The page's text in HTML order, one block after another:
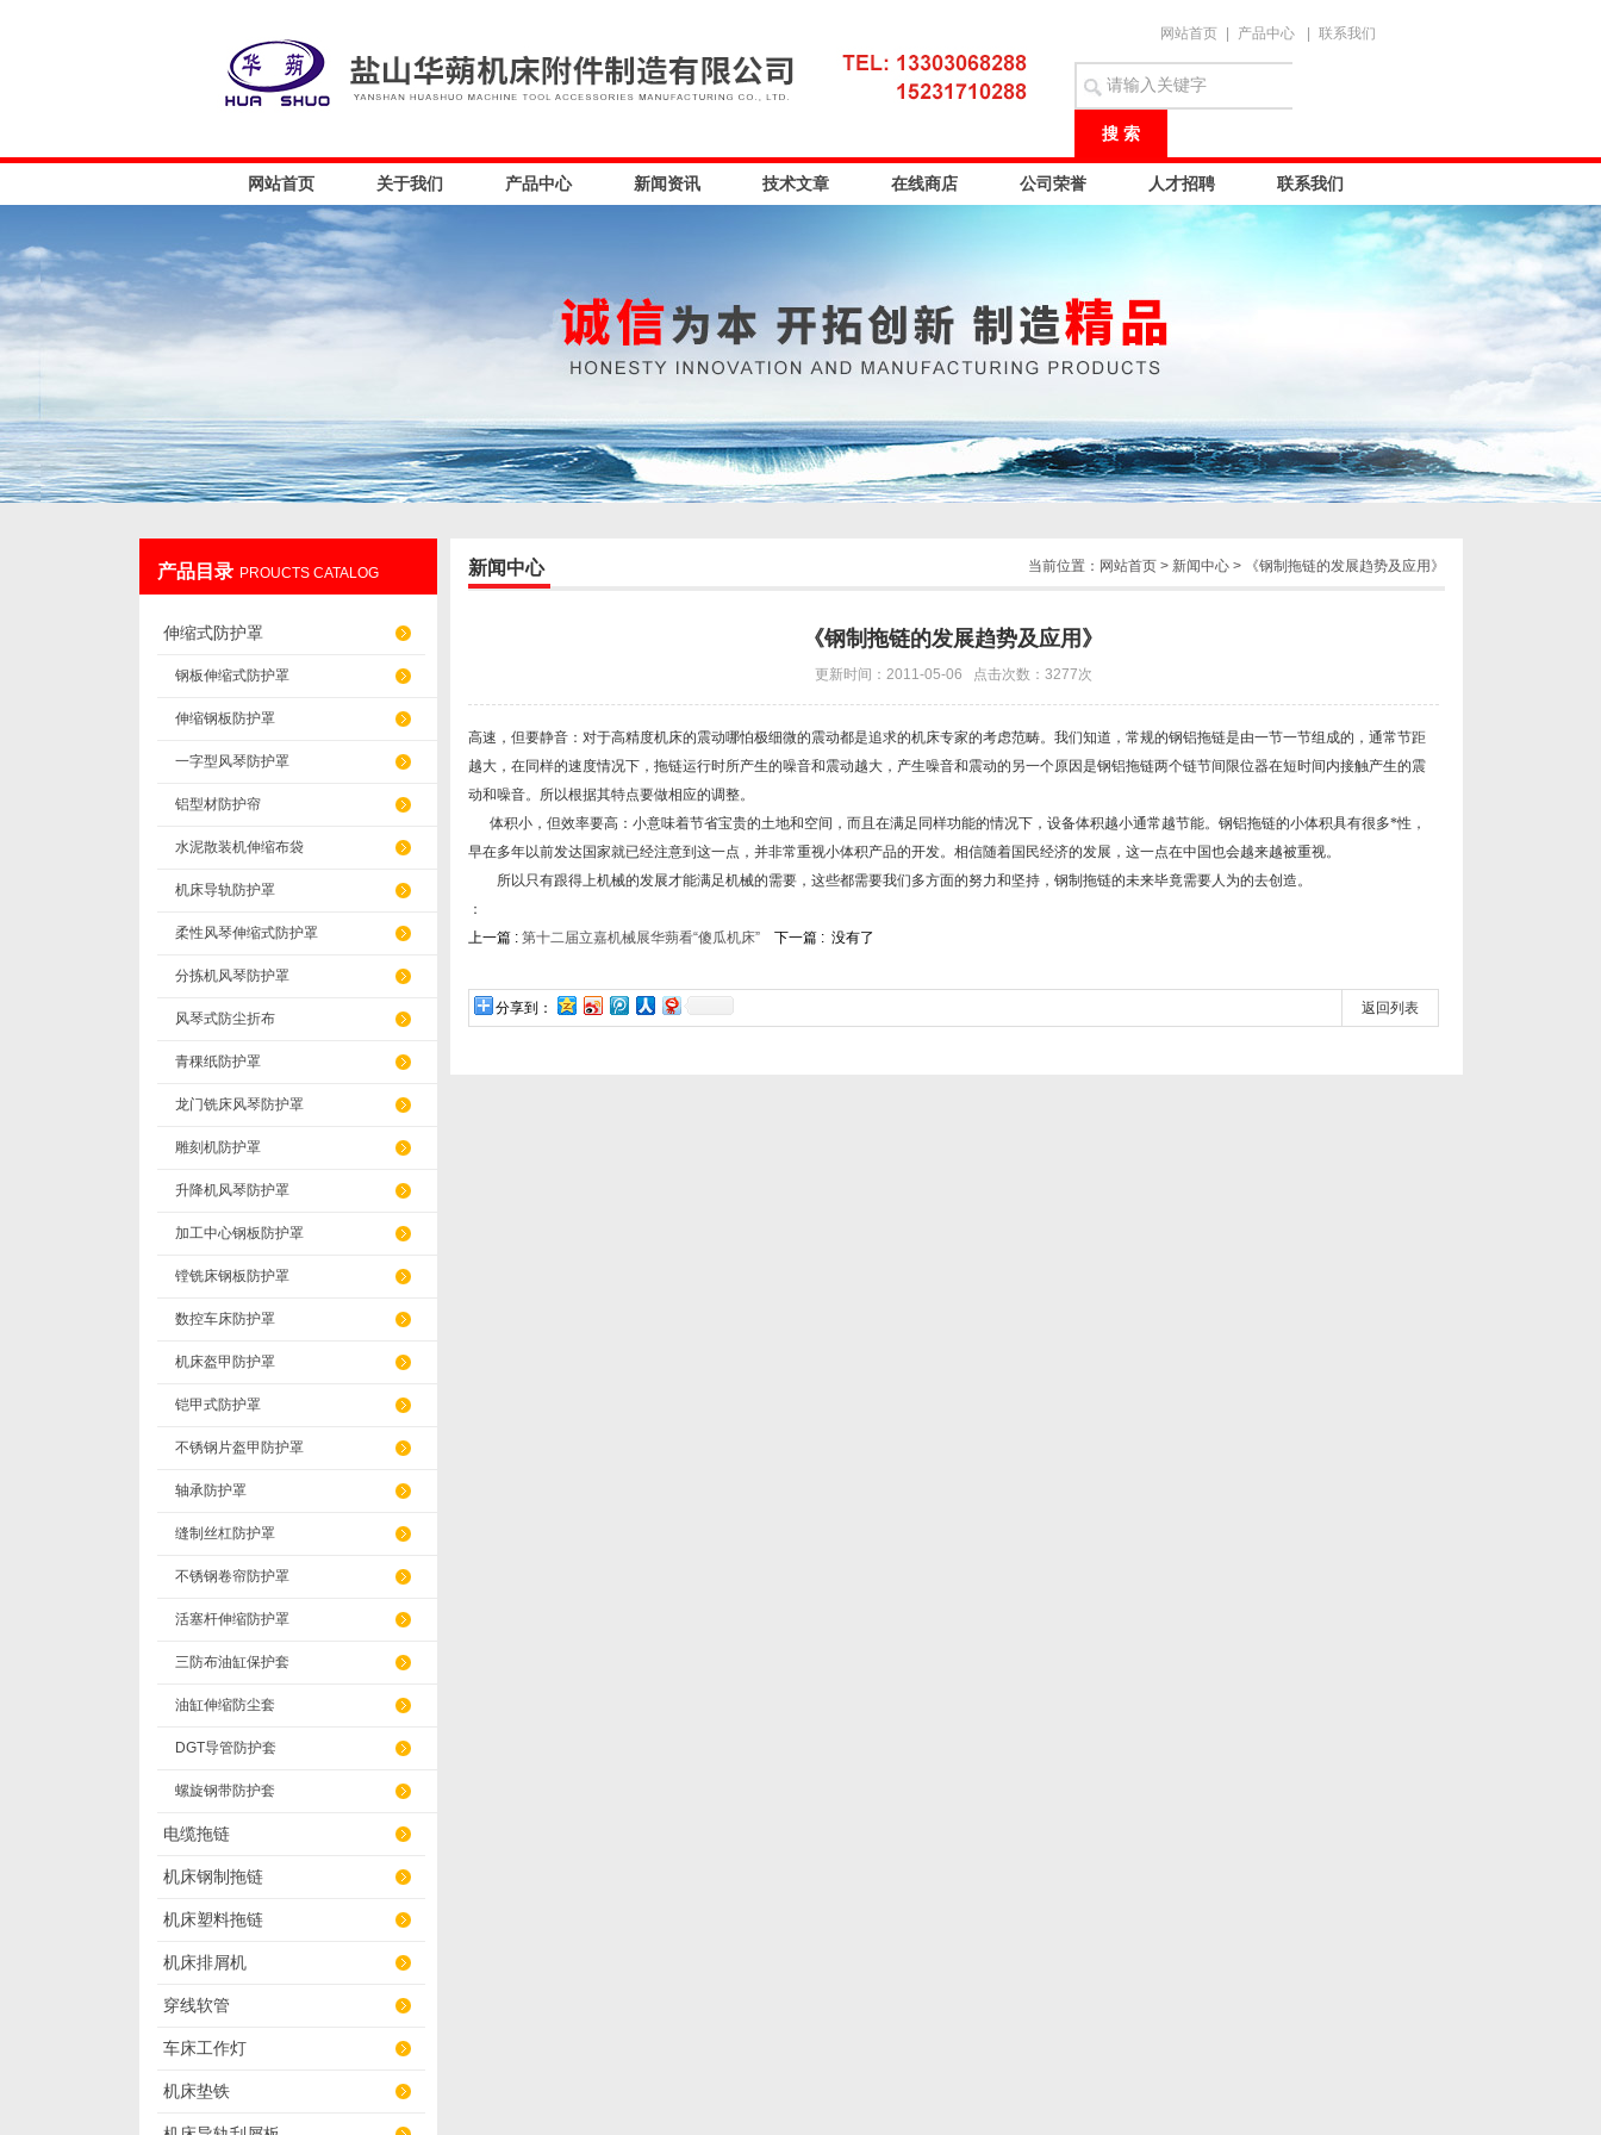
盐山华蒴机床附件制造有限公司
网站首页 产品中心 联系我们
网站首页 关于我们 产品中心 新闻资讯 技术文章 在线商店 公司荣誉 人才招聘 联系我们
产品目录 PROUCTS CATALOG
伸缩式防护罩
钢板伸缩式防护罩
伸缩钢板防护罩
一字型风琴防护罩
铝型材防护帘
水泥散装机伸缩布袋
机床导轨防护罩
柔性风琴伸缩式防护罩
分拣机风琴防护罩
风琴式防尘折布
青稞纸防护罩
龙门铣床风琴防护罩
雕刻机防护罩
升降机风琴防护罩
加工中心钢板防护罩
镗铣床钢板防护罩
数控车床防护罩
机床盔甲防护罩
铠甲式防护罩
不锈钢片盔甲防护罩
轴承防护罩
缝制丝杠防护罩
不锈钢卷帘防护罩
活塞杆伸缩防护罩
三防布油缸保护套
油缸伸缩防尘套
DGT导管防护套
螺旋钢带防护套
电缆拖链
机床钢制拖链
机床塑料拖链
机床排屑机
穿线软管
车床工作灯
机床垫铁
当前位置： 网站首页> 新闻中心> 《钢制拖链的发展趋势及应用》
新闻中心
《钢制拖链的发展趋势及应用》
更新时间：2011-05-06 点击次数：3277次
高速，但要静音：对于高精度机床的震动哪怕极细微的震动都是追求的机床专家的考虑范畴。我们知道，常规的钢铝拖链是由一节一节组成的，通常节距
越大，在同样的速度情况下，拖链运行时所产生的噪音和震动越大，产生噪音和震动的另一个原因是钢铝拖链两个链节间限位器在短时间内接触产生的震
动和噪音。所以根据其特点要做相应的调整。
体积小，但效率要高：小意味着节省宝贵的土地和空间，而且在满足同样功能的情况下，设备体积越小通常越节能。钢铝拖链的小体积具有很多*性，
早在多年以前发达国家就已经注意到这一点，并非常重视小体积产品的开发。相信随着国民经济的发展，这一点在中国也会越来越被重视。
所以只有跟得上机械的发展才能满足机械的需要，这些都需要我们多方面的努力和坚持，钢制拖链的未来毕竟需要人为的去创造。
：
上一篇 : 第十二届立嘉机械展华蒴看“傻瓜机床”下一篇 : 没有了
分享到： 返回列表